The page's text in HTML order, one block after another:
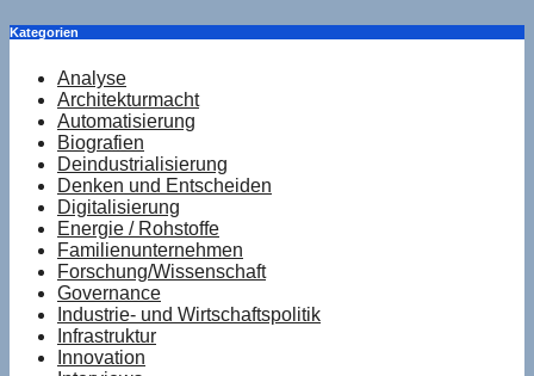
Kategorien
Analyse
Architekturmacht
Automatisierung
Biografien
Deindustrialisierung
Denken und Entscheiden
Digitalisierung
Energie / Rohstoffe
Familienunternehmen
Forschung/Wissenschaft
Governance
Industrie- und Wirtschaftspolitik
Infrastruktur
Innovation